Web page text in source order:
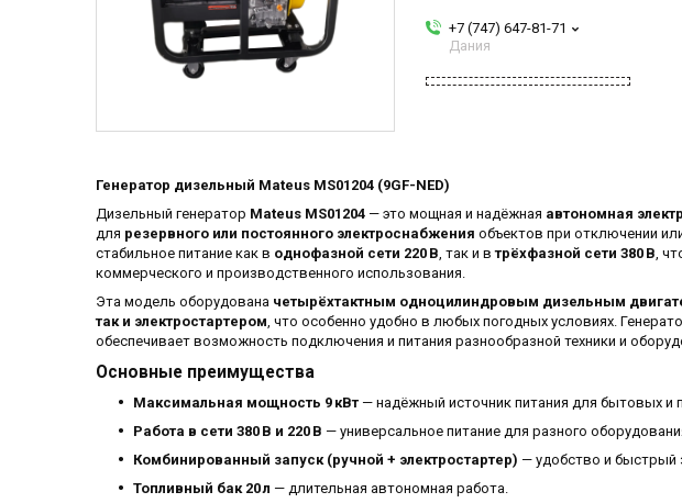
+7 (747) 647-81-71
Дания
Генератор дизельный Mateus MS01204 (9GF-NED)
Дизельный генератор Mateus MS01204 — это мощная и надёжная автономная
для резервного или постоянного электроснабжения объектов при отключении
стабильное питание как в однофазной сети 220 В, так и втрёхфазной сети 380 В,
коммерческого и производственного использования.
Эта модель оборудована четырёхтактным одноцилиндровым дизельным
так и электростартером, что особенно удобно в любых погодных условиях.
обеспечивает возможность подключения и питания разнообразной техники и
Основные преимущества
Максимальная мощность 9 кВт — надёжный источник питания для бытовых и
Работа в сети 380 В и 220 В — универсальное питание для разного
Комбинированный запуск (ручной + электростартер) — удобство и быстрый
Топливный бак 20 л — длительная автономная работа.